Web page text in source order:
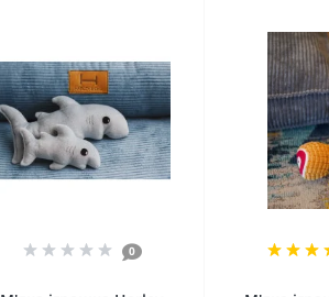
0